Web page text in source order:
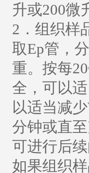
升或200微
2．组织样
取Ep管，
重。按每
全，可以
以适当减
分钟或直
可进行后
如果组织